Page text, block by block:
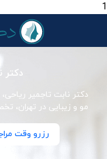
1
دکتر
دکتر نابت تاجمیر
مو و زیبایی در تهران،
رزرو وقت